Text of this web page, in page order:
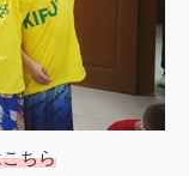
ちら